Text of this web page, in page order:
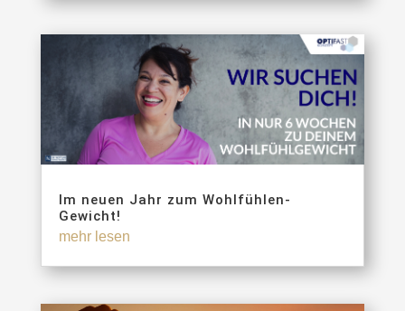
Im neuen Jahr zum Wohlfühlen-
Gewicht!
mehr lesen